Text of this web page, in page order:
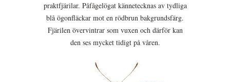
praktfjärilar. Påfågelögat kännetecknas av tydliga
blå ögonfläckar mot en rödbrun bakgrundsfärg.
Fjärilen övervintrar som vuxen och därför kan
den ses mycket tidigt på våren.